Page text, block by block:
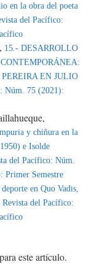
en la obra del poeta
del Pacífico:
15.- DESARROLLO
EN JULIO
Núm. 75 (2021):
y chiñura en la
e Isolde
del Pacífico: Núm.
Primer Semestre
en Quo Vadis,
Revista del Pacífico:
este artículo.